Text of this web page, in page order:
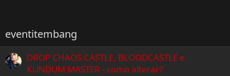
eventitembang
DROP CHAOS CASTLE, BLOODCASTLE e
KUNDUM MASTER - como alterar?